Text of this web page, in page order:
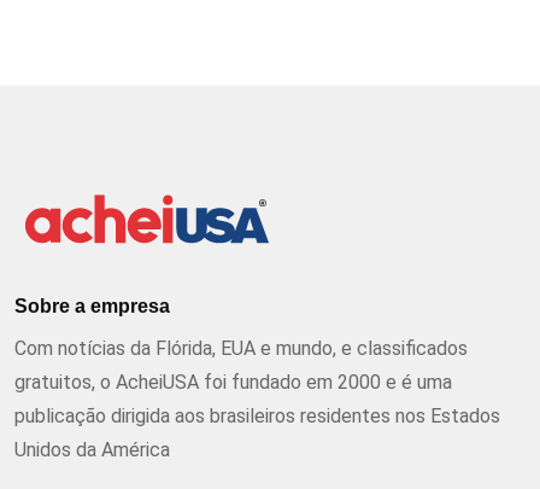
Sobre a empresa
Com notícias da Flórida, EUA e mundo, e classificados
gratuitos, o AcheiUSA foi fundado em 2000 e é uma
publicação dirigida aos brasileiros residentes nos Estados
Unidos da América